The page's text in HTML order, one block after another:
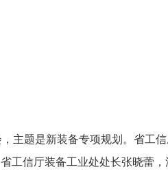
主题是新装备专项规划。 省工信
省工信厅装备工业处处长张晓蕾，